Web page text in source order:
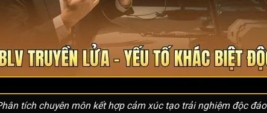
tích chuyên môn kết hợp cảm xúc tạo trải nghiệm độc đáo